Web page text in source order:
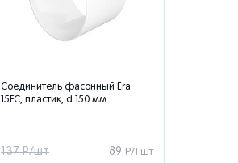
Соединитель фасонный Era
15FC, пластик, d 150 мм
89 Р/1 шт
137 Р/шт